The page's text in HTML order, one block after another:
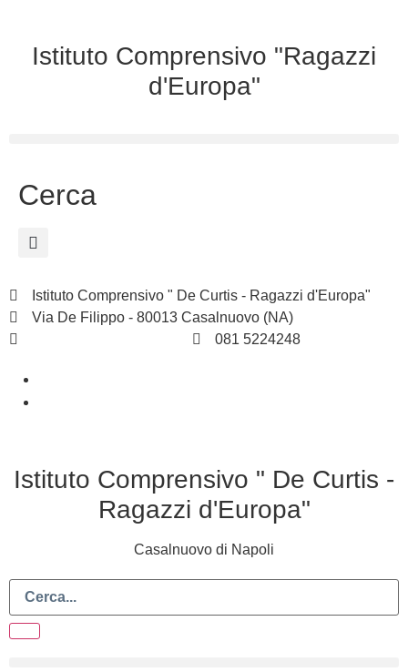
Istituto Comprensivo "Ragazzi
d'Europa"
Cerca
Istituto Comprensivo " De Curtis - Ragazzi d'Europa"
Via De Filippo - 80013 Casalnuovo (NA)
081 5224248
Istituto Comprensivo " De Curtis -
Ragazzi d'Europa"
Casalnuovo di Napoli